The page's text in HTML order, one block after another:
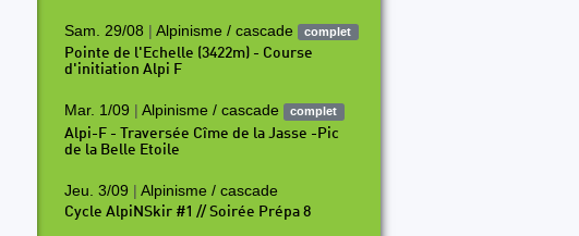
Sam. 29/08 | Alpinisme / cascade complet
Pointe de l'Echelle (3422m) - Course
d'initiation Alpi F
Mar. 1/09 | Alpinisme / cascade complet
Alpi-F - Traversée Cîme de la Jasse -Pic
de la Belle Etoile
Jeu. 3/09 | Alpinisme / cascade
Cycle AlpiNSkir #1 // Soirée Prépa 8